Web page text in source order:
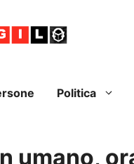
Politica
umano,